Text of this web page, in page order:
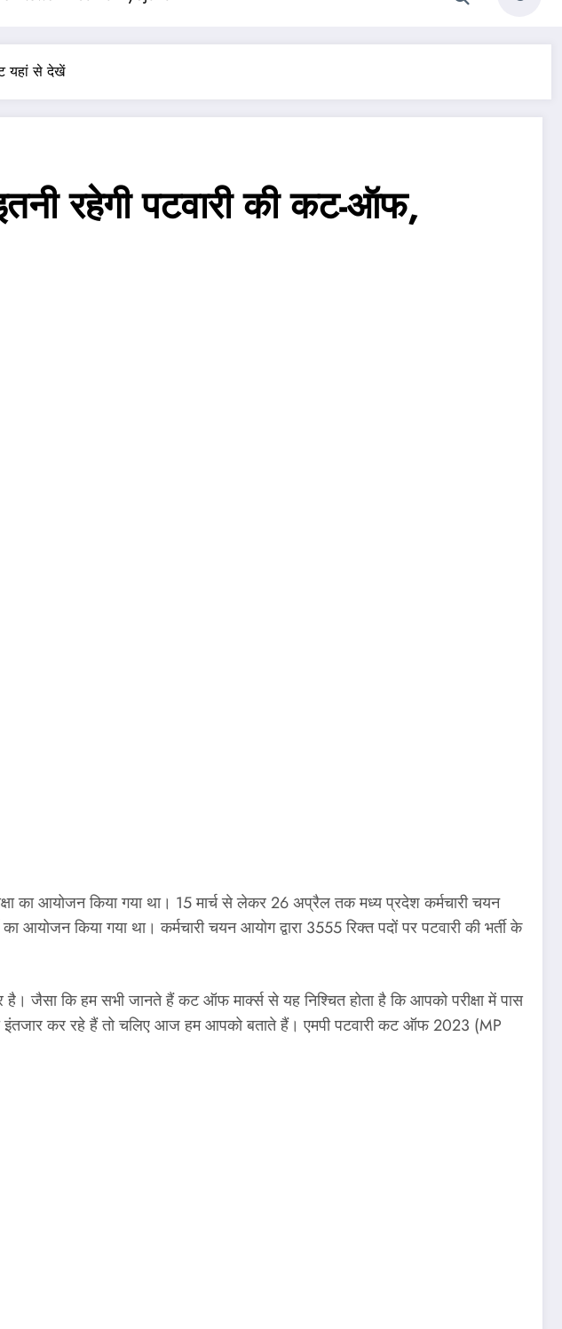
यहां से देखें
रहेगी पटवारी की कट-ऑफ,
का आयोजन किया गया था। 15 मार्च से लेकर 26 अप्रैल तक मध्य प्रदेश कर्मचारी चयन
आयोजन किया गया था। कर्मचारी चयन आयोग द्वारा 3555 रिक्त पदों पर पटवारी की भर्ती के
जैसा कि हम सभी जानते हैं कट ऑफ मार्क्स से यह निश्चित होता है कि आपको परीक्षा में पास
इंतजार कर रहे हैं तो चलिए आज हम आपको बताते हैं। एमपी पटवारी कट ऑफ 2023 (MP